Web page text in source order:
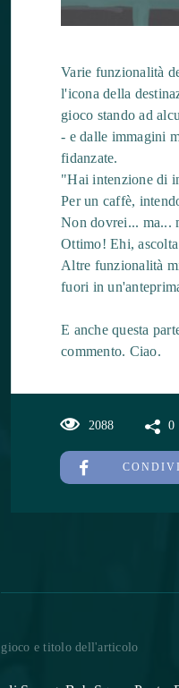
Varie funzionalità
l'icona della
gioco stando ad
- e dalle immagini
fidanzate.
"Hai intenzione di
Per un caffè,
Non dovrei... ma...
Ottimo! Ehi,
Altre funzionalità
fuori in
E anche questa
commento. Ciao.
2088 0
gioco e titolo dell'articolo